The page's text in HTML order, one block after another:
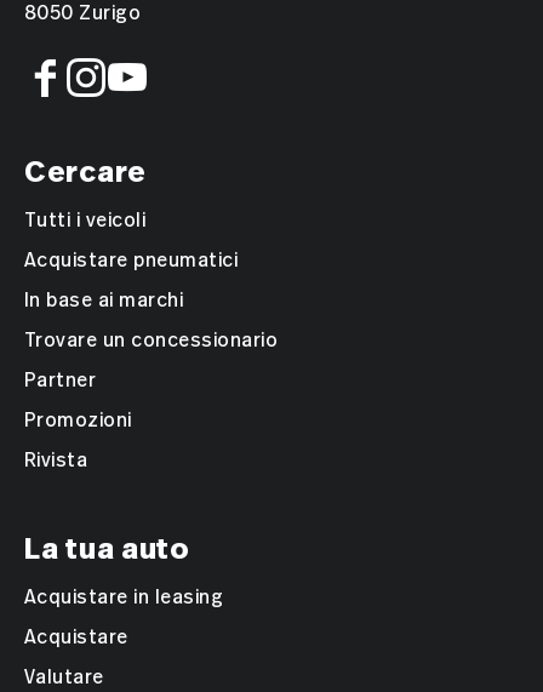
8050 Zurigo
Cercare
Tutti i veicoli
Acquistare pneumatici
In base ai marchi
Trovare un concessionario
Partner
Promozioni
Rivista
La tua auto
Acquistare in leasing
Acquistare
Valutare